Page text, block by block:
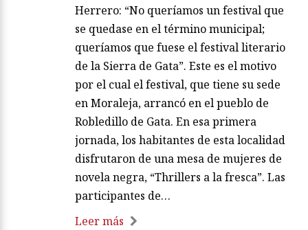
Herrero: “No queríamos un festival que
se quedase en el término municipal;
queríamos que fuese el festival literario
de la Sierra de Gata”. Este es el motivo
por el cual el festival, que tiene su sede
en Moraleja, arrancó en el pueblo de
Robledillo de Gata. En esa primera
jornada, los habitantes de esta localidad
disfrutaron de una mesa de mujeres de
novela negra, “Thrillers a la fresca”. Las
participantes de…
Leer más